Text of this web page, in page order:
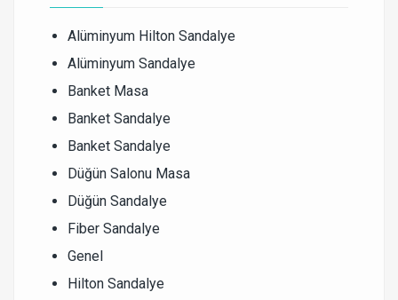
Alüminyum Hilton Sandalye
Alüminyum Sandalye
Banket Masa
Banket Sandalye
Banket Sandalye
Düğün Salonu Masa
Düğün Sandalye
Fiber Sandalye
Genel
Hilton Sandalye